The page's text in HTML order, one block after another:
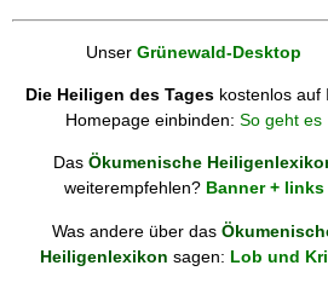
Unser Grünewald-Desktop
Die Heiligen des Tages kostenlos auf
Homepage einbinden: So geht es
Das Ökumenische
weiterempfehlen? Banner + links
Was andere über das
Heiligenlexikon sagen: Lob und